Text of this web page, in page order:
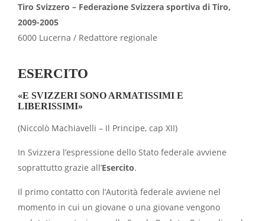
Tiro Svizzero – Federazione Svizzera sportiva di Tiro,
2009-2005
6000 Lucerna / Redattore regionale
ESERCITO
«E SVIZZERI SONO ARMATISSIMI E
LIBERISSIMI»
(Niccolò Machiavelli – Il Principe, cap XII)
In Svizzera l’espressione dello Stato federale avviene
soprattutto grazie all’Esercito.
Il primo contatto con l’Autorità federale avviene nel
momento in cui un giovane o una giovane vengono